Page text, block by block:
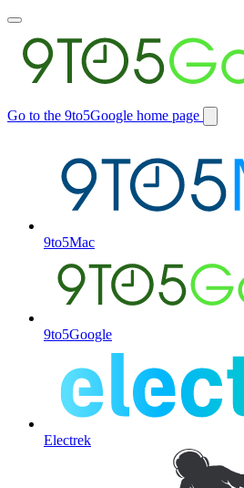
Toggle
main
menu
Go to the 9to5Google home page
Switch
9to5Mac
9to5Google
Electrek